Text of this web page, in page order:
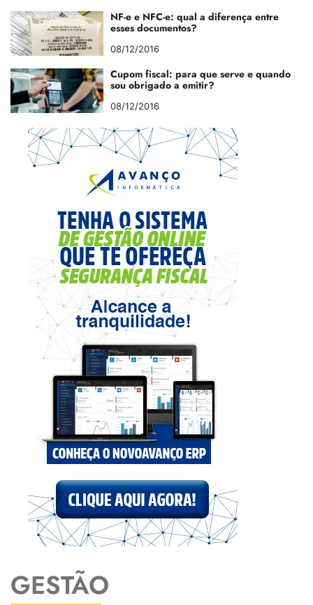
NF-e e NFC-e: qual a diferença entre
esses documentos?
08/12/2016
Cupom fiscal: para que serve e quando
sou obrigado a emitir?
08/12/2016
GESTÃO